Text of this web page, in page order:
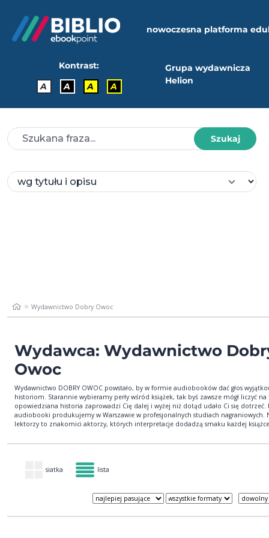
nowoczesna platforma
Kontrast:
A
A A A
Grupa wydawnicza
Helion
Szukaj
Wydawnictwo Dobry Owoc
Wydawca: Wydawnictwo
Owoc
Wydawnictwo DOBRY OWOC powstało, by w formie audiobooków dać głos
historiom. Starannie wybieramy perły wśród książek, tak byś zawsze mógł liczyć na
opowiedziana historia zaprowadzi Cię dalej i wyżej niż dotąd udało Ci się dotrzeć.
audiobooki produkujemy w Warszawie w profesjonalnych studiach nagraniowych.
lektorzy to znakomici aktorzy, których interpretacje dodadzą smaku każdej
siatka lista